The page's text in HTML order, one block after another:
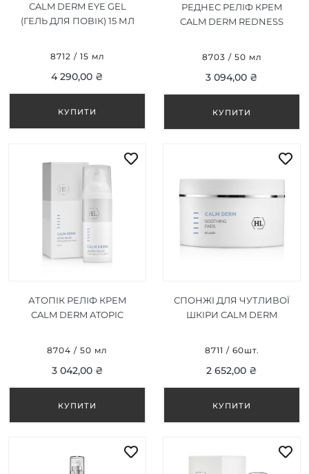
CALM DERM EYE GEL
(ГЕЛЬ ДЛЯ ПОВІК) 15 МЛ
8712 / 15 мл
4 290,00 ₴
РЕДНЕС РЕЛІФ КРЕМ
CALM DERM REDNESS
8703 / 50 мл
3 094,00 ₴
АТОПІК РЕЛІФ КРЕМ
CALM DERM ATOPIC
8704 / 50 мл
3 042,00 ₴
СПОНЖІ ДЛЯ ЧУТЛИВОЇ
ШКІРИ CALM DERM
8711 / 60шт.
2 652,00 ₴